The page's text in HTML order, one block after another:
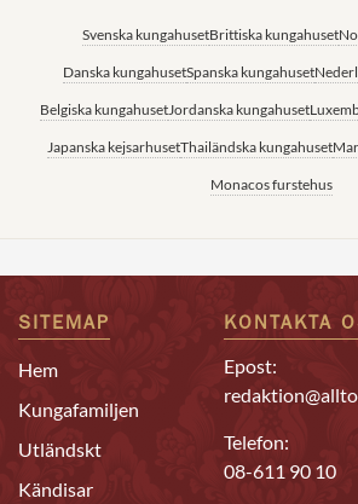
Svenska kungahusetBrittiska kungahuset
Danska kungahusetSpanska kungahuset
Belgiska kungahusetJordanska kungahuset
Japanska kejsarhusetThailändska kungahuset
Monacos furstehus
SITEMAP
Hem
Kungafamiljen
Utländskt
Kändisar
KONTAKTA
Epost:
Telefon:
08-611 90 10